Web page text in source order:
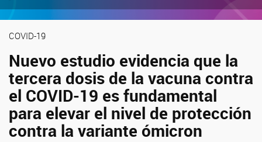
COVID-19
Nuevo estudio evidencia que la
tercera dosis de la vacuna contra
el COVID-19 es fundamental
para elevar el nivel de protección
contra la variante ómicron